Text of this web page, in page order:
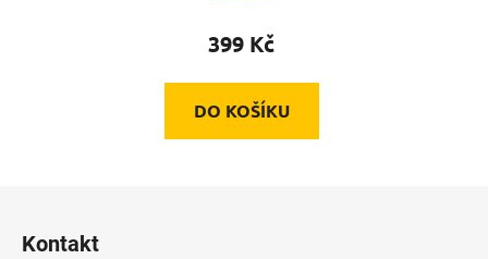
399 Kč
DO KOŠÍKU
Kontakt